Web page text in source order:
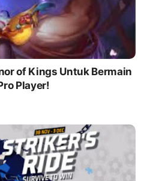
of Kings Untuk Bermain
Player!